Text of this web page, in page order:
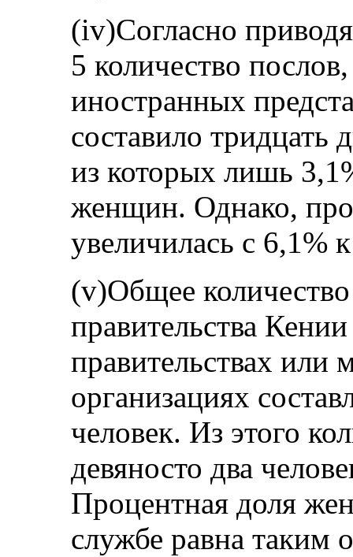
(iv)Согласно
5 количество
иностранных
составило тридцать
из которых лишь
женщин. Однако,
увеличилась с 6,1%
(v)Общее количество
правительства
правительствах
организациях
человек. Из этого
девяносто два
Процентная доля
службе равна таким